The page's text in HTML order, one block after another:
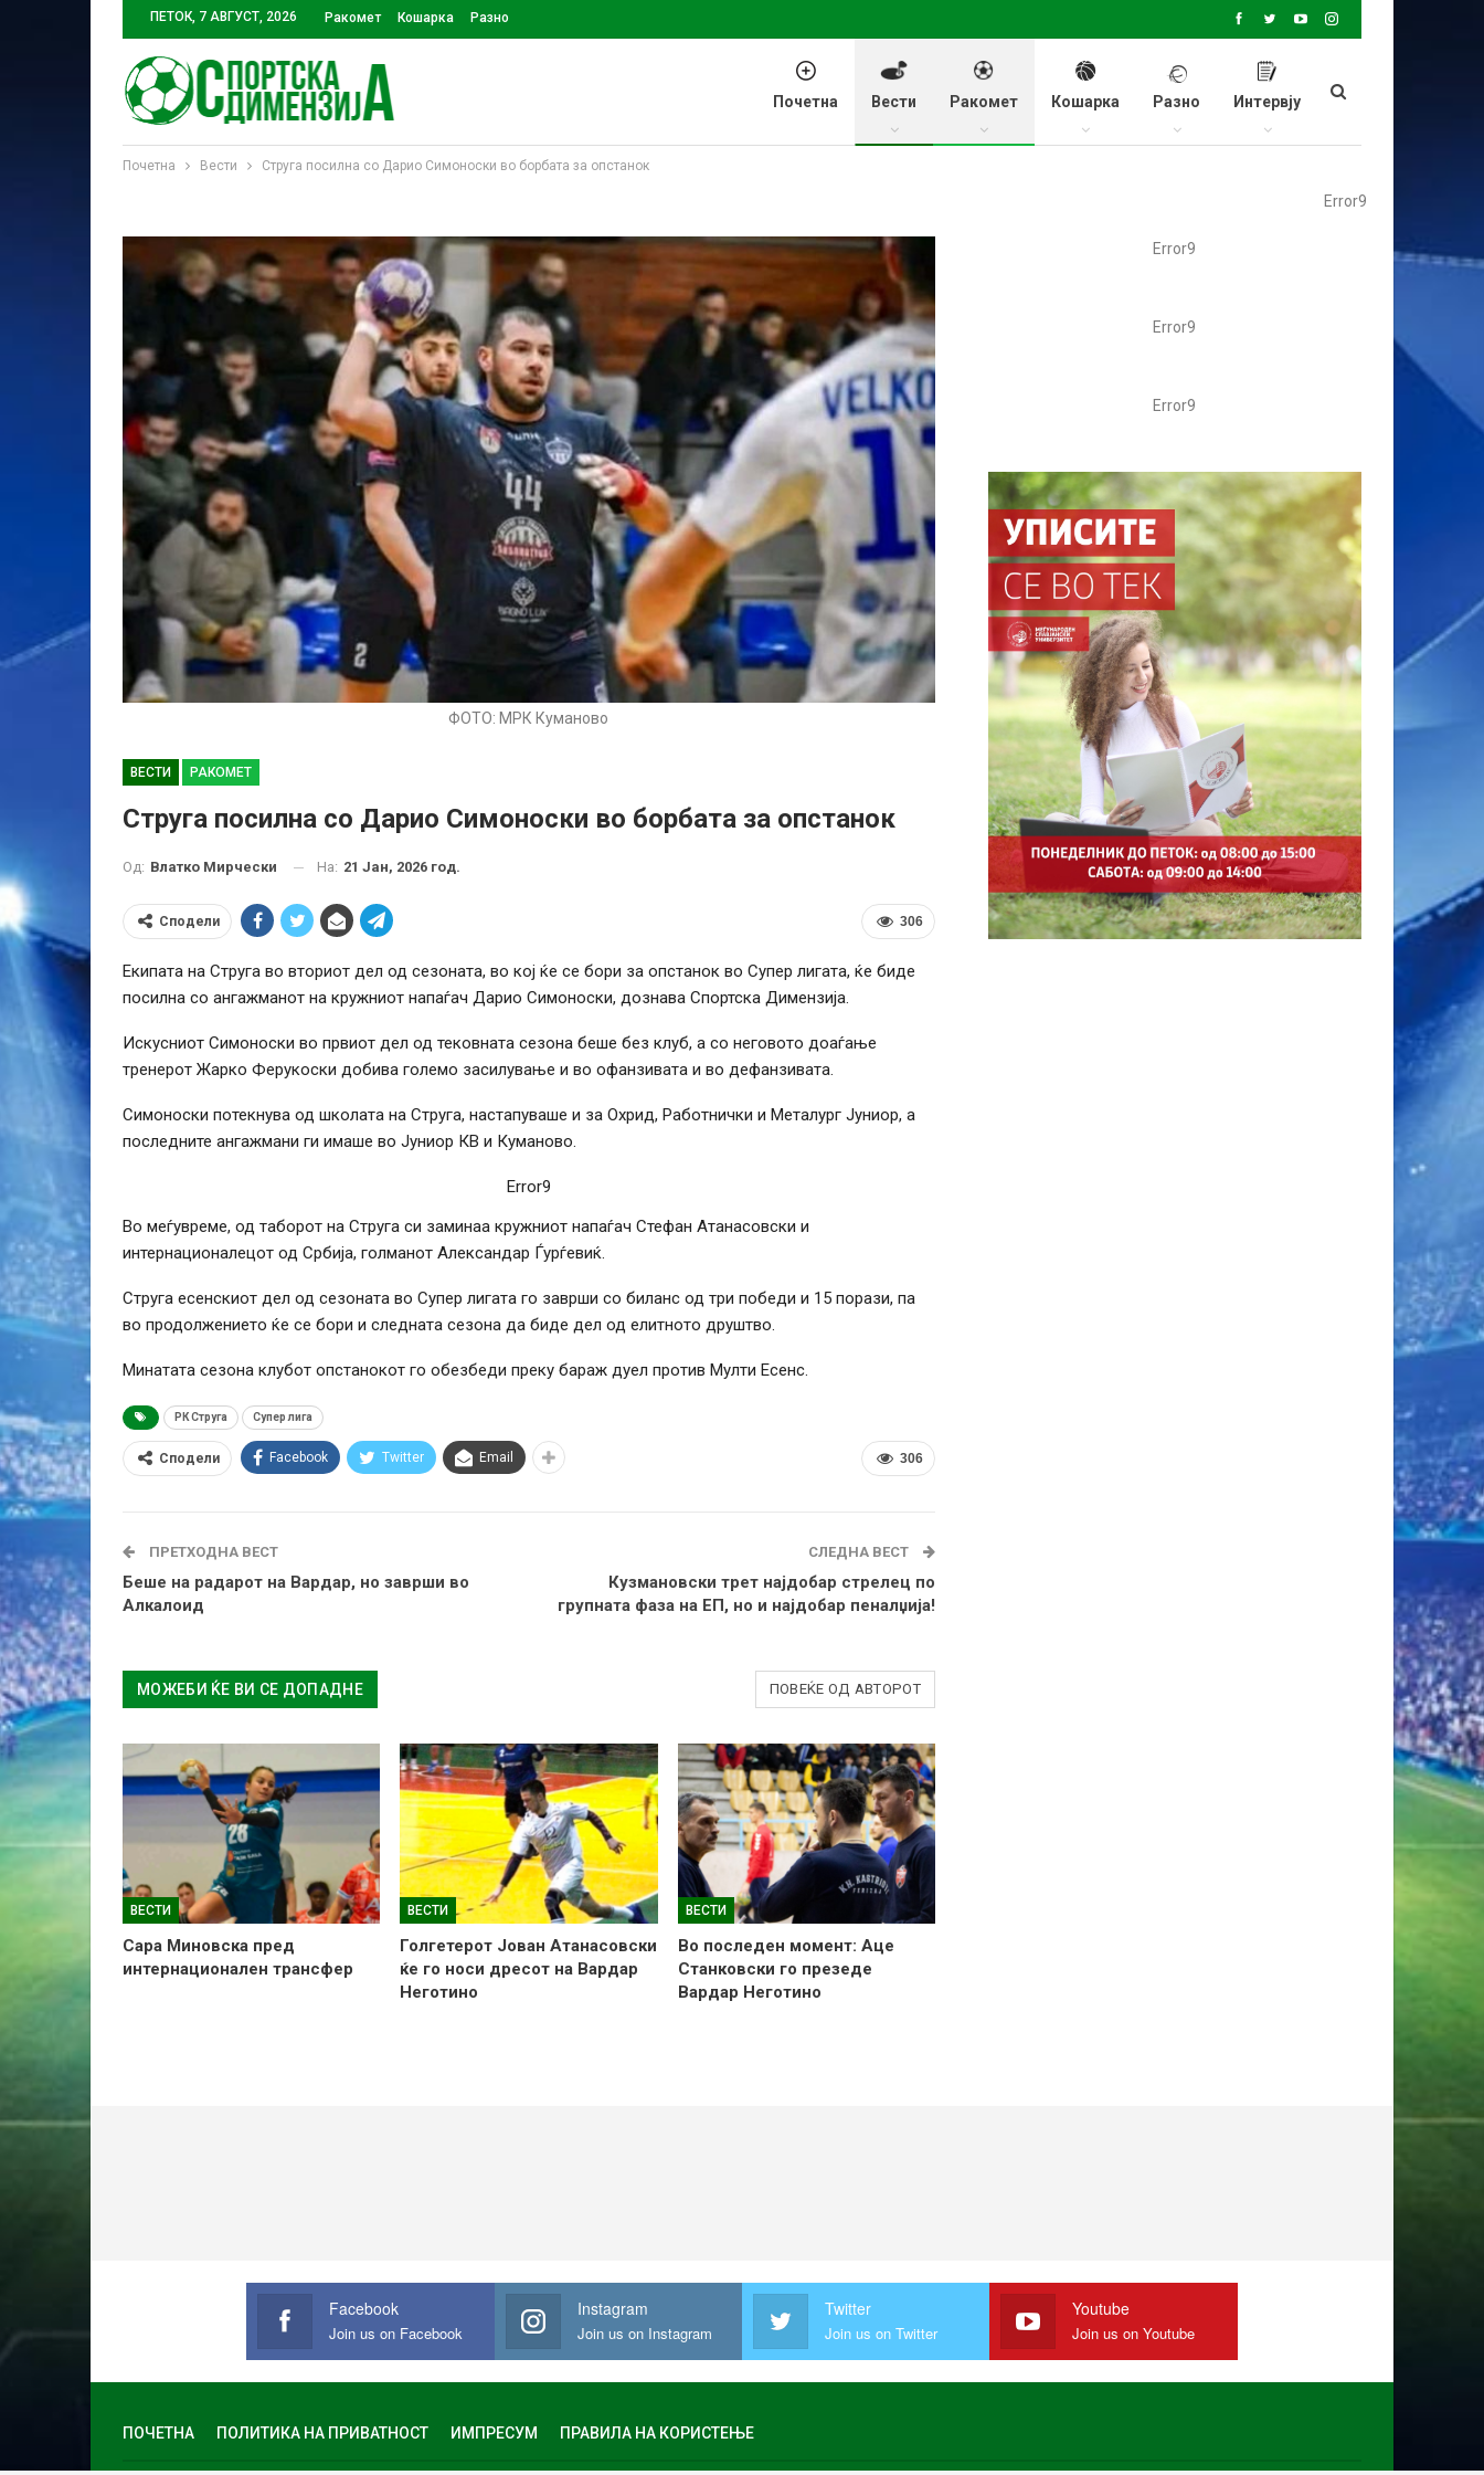
ПЕТОК, 7 АВГУСТ, 2026 Ракомет Кошарка Разно
Почетна Вести Ракомет Кошарка Разно Интервју
Почетна Вести Струга посилна со Дарио Симоноски во борбата за опстанок
Error9
ФОТО: МРК Куманово
ВЕСТИ РАКОМЕТ
Струга посилна со Дарио Симоноски во борбата за опстанок
Од: Влатко Мирчески На: 21 Јан, 2026 год.
306
Сподели
Екипата на Струга во вториот дел од сезоната, во кој ќе се бори за опстанок во Супер лигата, ќе биде
посилна со ангажманот на кружниот напаѓач Дарио Симоноски, дознава Спортска Димензија.
Искусниот Симоноски во првиот дел од тековната сезона беше без клуб, а со неговото доаѓање
тренерот Жарко Ферукоски добива големо засилување и во офанзивата и во дефанзивата.
Симоноски потекнува од школата на Струга, настапуваше и за Охрид, Работнички и Металург Јуниор, а
последните ангажмани ги имаше во Јуниор КВ и Куманово.
Error9
Во меѓувреме, од таборот на Струга си заминаа кружниот напаѓач Стефан Атанасовски и
интернационалецот од Србија, голманот Александар Ѓурѓевиќ.
Струга есенскиот дел од сезоната во Супер лигата го заврши со биланс од три победи и 15 порази, па
во продолжението ќе се бори и следната сезона да биде дел од елитното друштво.
Минатата сезона клубот опстанокот го обезбеди преку бараж дуел против Мулти Есенс.
РК Струга Супер лига
306
Сподели Facebook Twitter Email
ПРЕТХОДНА ВЕСТ
Беше на радарот на Вардар, но заврши во
Алкалоид
СЛЕДНА ВЕСТ
Кузмановски трет најдобар стрелец по
групната фаза на ЕП, но и најдобар пеналџија!
МОЖЕБИ ЌЕ ВИ СЕ ДОПАДНЕ ПОВЕЌЕ ОД АВТОРОТ
ВЕСТИ
Сара Миновска пред
интернационален трансфер
ВЕСТИ
Голгетерот Јован Атанасовски
ќе го носи дресот на Вардар
Неготино
ВЕСТИ
Во последен момент: Аце
Станковски го презеде
Вардар Неготино
Error9
Error9
Error9
Facebook
Join us on Facebook
Instagram
Join us on Instagram
Twitter
Join us on Twitter
Youtube
Join us on Youtube
ПОЧЕТНА ПОЛИТИКА НА ПРИВАТНОСТ ИМПРЕСУМ ПРАВИЛА НА КОРИСТЕЊЕ